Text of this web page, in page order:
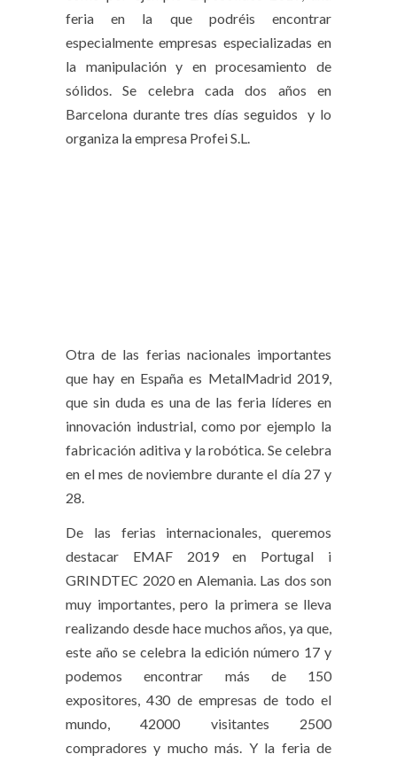
feria en la que podréis encontrar
especialmente empresas especializadas en
la manipulación y en procesamiento de
sólidos. Se celebra cada dos años en
Barcelona durante tres días seguidos y lo
organiza la empresa Profei S.L.
Otra de las ferias nacionales importantes
que hay en España es MetalMadrid 2019,
que sin duda es una de las feria líderes en
innovación industrial, como por ejemplo la
fabricación aditiva y la robótica. Se celebra
en el mes de noviembre durante el día 27 y
28.
De las ferias internacionales, queremos
destacar EMAF 2019 en Portugal i
GRINDTEC 2020 en Alemania. Las dos son
muy importantes, pero la primera se lleva
realizando desde hace muchos años, ya que,
este año se celebra la edición número 17 y
podemos encontrar más de 150
expositores, 430 de empresas de todo el
mundo, 42000 visitantes 2500
compradores y mucho más. Y la feria de